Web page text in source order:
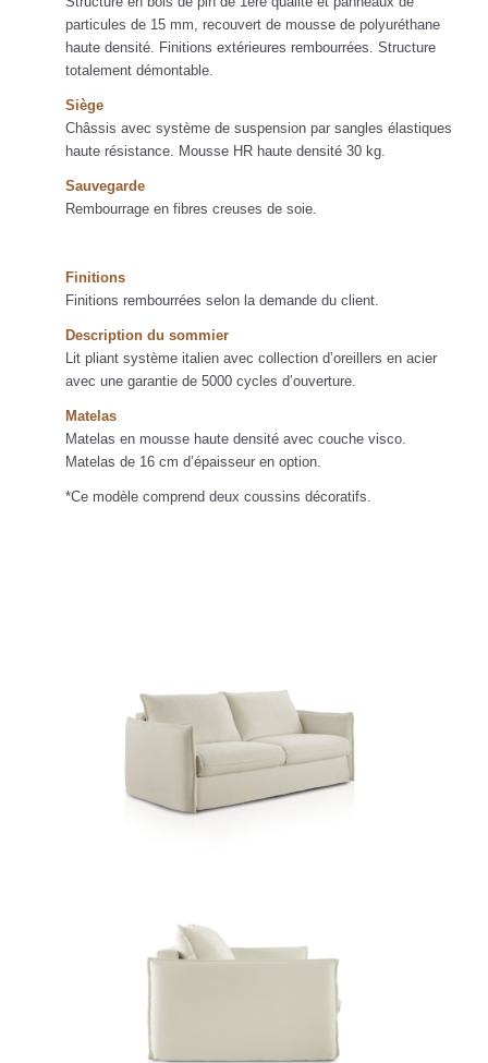
particules de 15 mm, recouvert de mousse de polyuréthane
haute densité. Finitions extérieures rembourrées. Structure
totalement démontable.
Siège
Châssis avec système de suspension par sangles élastiques
haute résistance. Mousse HR haute densité 30 kg.
Sauvegarde
Rembourrage en fibres creuses de soie.
Finitions
Finitions rembourrées selon la demande du client.
Description du sommier
Lit pliant système italien avec collection d’oreillers en acier
avec une garantie de 5000 cycles d’ouverture.
Matelas
Matelas en mousse haute densité avec couche visco.
Matelas de 16 cm d’épaisseur en option.
*Ce modèle comprend deux coussins décoratifs.